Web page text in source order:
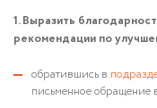
1. Выразить
рекомендации по
обратившись в
письменное